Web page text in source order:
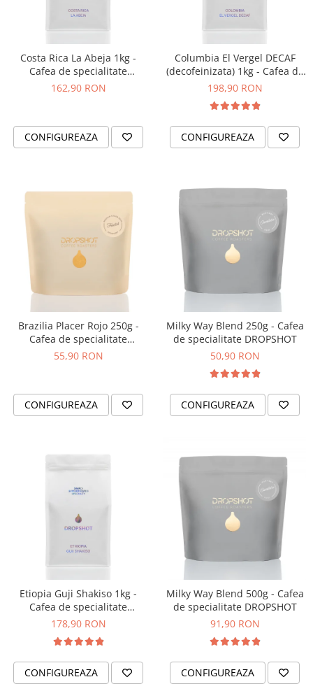
Costa Rica La Abeja 1kg -
Cafea de specialitate
DROPSHOT
162,90 RON
CONFIGUREAZA
Columbia El Vergel DECAF
(decofeinizata) 1kg - Cafea de
specialitate DROPSHOT
198,90 RON
CONFIGUREAZA
Brazilia Placer Rojo 250g -
Cafea de specialitate
DROPSHOT
55,90 RON
CONFIGUREAZA
Milky Way Blend 250g - Cafea
de specialitate DROPSHOT
50,90 RON
CONFIGUREAZA
Etiopia Guji Shakiso 1kg -
Cafea de specialitate
DROPSHOT
178,90 RON
CONFIGUREAZA
Milky Way Blend 500g - Cafea
de specialitate DROPSHOT
91,90 RON
CONFIGUREAZA